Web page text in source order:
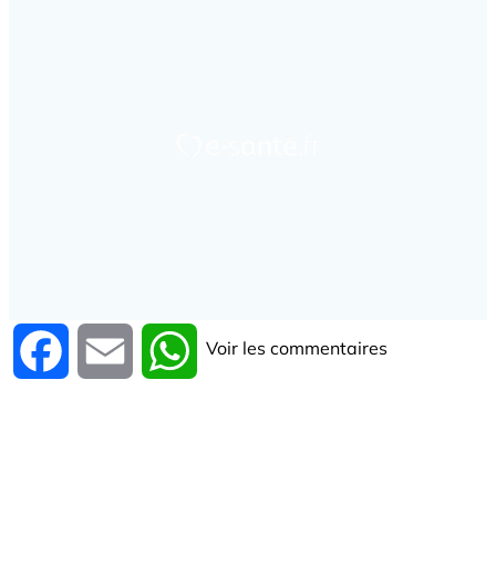
Facebook Email WhatsApp
Voir les commentaires